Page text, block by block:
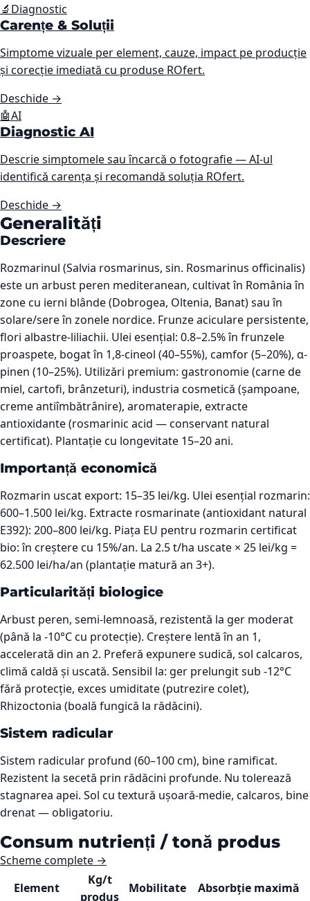
🔬 Diagnostic
Carențe & Soluții
Simptome vizuale per element, cauze, impact pe producție
și corecție imediată cu produse ROfert.
Deschide →
🤖AI
Diagnostic AI
Descrie simptomele sau încarcă o fotografie — AI-ul
identifică carența și recomandă soluția ROfert.
Deschide →
Generalități
Descriere
Rozmarinul (Salvia rosmarinus, sin. Rosmarinus officinalis)
este un arbust peren mediteranean, cultivat în România în
zone cu ierni blânde (Dobrogea, Oltenia, Banat) sau în
solare/sere în zonele nordice. Frunze aciculare persistente,
flori albastre-liliachii. Ulei esențial: 0.8–2.5% în frunzele
proaspete, bogat în 1,8-cineol (40–55%), camfor (5–20%), α-
pinen (10–25%). Utilizări premium: gastronomie (carne de
miel, cartofi, brânzeturi), industria cosmetică (șampoane,
creme antiîmbătrânire), aromaterapie, extracte
antioxidante (rosmarinic acid — conservant natural
certificat). Plantație cu longevitate 15–20 ani.
Importanță economică
Rozmarin uscat export: 15–35 lei/kg. Ulei esențial rozmarin:
600–1.500 lei/kg. Extracte rosmarinate (antioxidant natural
E392): 200–800 lei/kg. Piața EU pentru rozmarin certificat
bio: în creștere cu 15%/an. La 2.5 t/ha uscate × 25 lei/kg =
62.500 lei/ha/an (plantație matură an 3+).
Particularități biologice
Arbust peren, semi-lemnoasă, rezistentă la ger moderat
(până la -10°C cu protecție). Creștere lentă în an 1,
accelerată din an 2. Preferă expunere sudică, sol calcaros,
climă caldă și uscată. Sensibil la: ger prelungit sub -12°C
fără protecție, exces umiditate (putrezire colet),
Rhizoctonia (boală fungică la rădăcini).
Sistem radicular
Sistem radicular profund (60–100 cm), bine ramificat.
Rezistent la secetă prin rădăcini profunde. Nu tolerează
stagnarea apei. Sol cu textură ușoară-medie, calcaros, bine
drenat — obligatoriu.
Consum nutrienți / tonă produs
Scheme complete →
Element
Kg/t
produs
Mobilitate Absorbție maximă